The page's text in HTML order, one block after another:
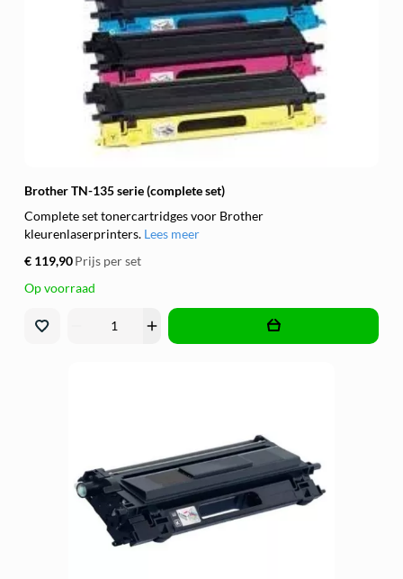
Brother TN-135 serie (complete set)
Complete set tonercartridges voor Brother
kleurenlaserprinters. Lees meer
€ 119,90Prijs per set
Op voorraad
add